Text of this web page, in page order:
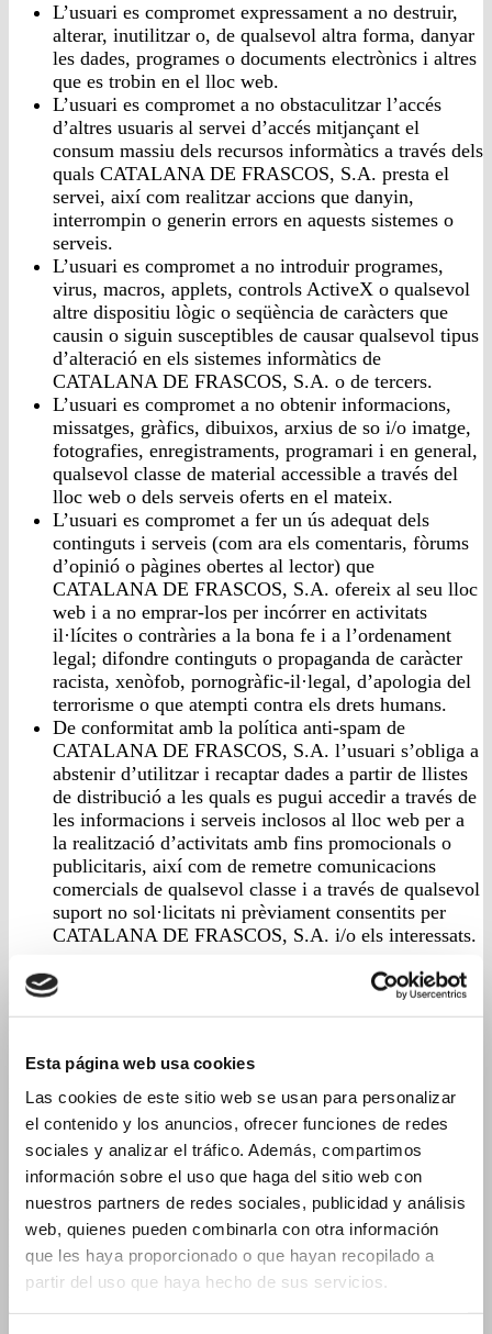
Esta página web usa cookies
Las cookies de este sitio web se usan para personalizar
el contenido y los anuncios, ofrecer funciones de redes
sociales y analizar el tráfico. Además, compartimos
información sobre el uso que haga del sitio web con
nuestros partners de redes sociales, publicidad y análisis
web, quienes pueden combinarla con otra información
que les haya proporcionado o que hayan recopilado a
partir del uso que haya hecho de sus servicios.
L’usuari es compromet expressament a no destruir,
alterar, inutilitzar o, de qualsevol altra forma, danyar
les dades, programes o documents electrònics i altres
que es trobin en el lloc web.
L’usuari es compromet a no obstaculitzar l’accés
d’altres usuaris al servei d’accés mitjançant el
consum massiu dels recursos informàtics a través dels
quals CATALANA DE FRASCOS, S.A. presta el
servei, així com realitzar accions que danyin,
interrompin o generin errors en aquests sistemes o
serveis.
L’usuari es compromet a no introduir programes,
virus, macros, applets, controls ActiveX o qualsevol
altre dispositiu lògic o seqüència de caràcters que
causin o siguin susceptibles de causar qualsevol tipus
d’alteració en els sistemes informàtics de
CATALANA DE FRASCOS, S.A. o de tercers.
L’usuari es compromet a no obtenir informacions,
missatges, gràfics, dibuixos, arxius de so i/o imatge,
fotografies, enregistraments, programari i en general,
qualsevol classe de material accessible a través del
lloc web o dels serveis oferts en el mateix.
L’usuari es compromet a fer un ús adequat dels
continguts i serveis (com ara els comentaris, fòrums
d’opinió o pàgines obertes al lector) que
CATALANA DE FRASCOS, S.A. ofereix al seu lloc
web i a no emprar-los per incórrer en activitats
il·lícites o contràries a la bona fe i a l’ordenament
legal; difondre continguts o propaganda de caràcter
racista, xenòfob, pornogràfic-il·legal, d’apologia del
terrorisme o que atempti contra els drets humans.
De conformitat amb la política anti-spam de
CATALANA DE FRASCOS, S.A. l’usuari s’obliga a
abstenir d’utilitzar i recaptar dades a partir de llistes
de distribució a les quals es pugui accedir a través de
les informacions i serveis inclosos al lloc web per a
la realització d’activitats amb fins promocionals o
publicitaris, així com de remetre comunicacions
comercials de qualsevol classe i a través de qualsevol
suport no sol·licitats ni prèviament consentits per
CATALANA DE FRASCOS, S.A. i/o els interessats.
L’usuari que incompleixi intencional o culpablement
qualsevol de les precedents obligacions i compromisos
haurà de respondre per tots els danys i perjudicis que
LIMITACIÓ DE GARANTIES I
RESPONSABILITATS
CATALANA DE FRASCOS, S.A. es compromet a
realitzar els seus millors esforços per evitar qualsevol error
en els continguts que poguessin aparèixer en el lloc web.
En qualsevol cas, CATALANA DE FRASCOS, S.A. estarà
exempta de qualsevol responsabilitat pels danys i
perjudicis de tota naturalesa que es puguin deure a la falta
d’exactitud, exhaustivitat, actualitat, així com a errors o